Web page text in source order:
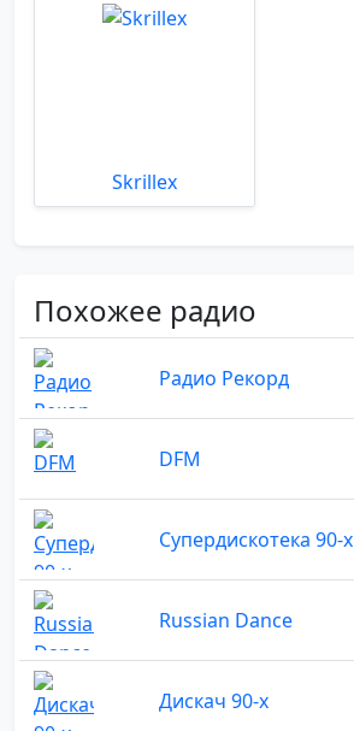
Skrillex
Похожее радио
Радио Рекорд
DFM
Супердискотека 90-х
Russian Dance
Дискач 90-х